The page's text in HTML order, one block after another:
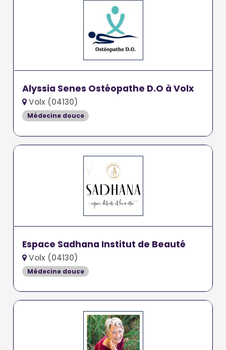
Alyssia Senes Ostéopathe D.O à Volx
Volx (04130)
Médecine douce
Espace Sadhana Institut de Beauté
Volx (04130)
Médecine douce